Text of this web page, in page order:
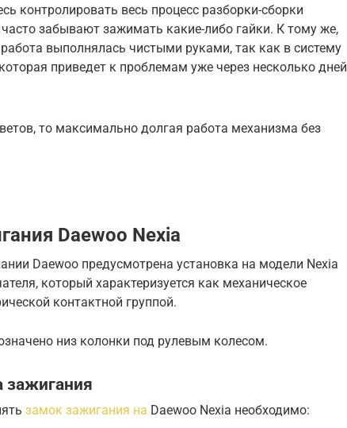
контролировать весь процесс разборки-сборки
забывают зажимать какие-либо гайки. К тому же,
выполнялась чистыми руками, так как в систему
приведет к проблемам уже через несколько дней
то максимально долгая работа механизма без
Daewoo Nexia
Daewoo предусмотрена установка на модели Nexia
который характеризуется как механическое
контактной группой.
низ колонки под рулевым колесом.
зажигания
замок зажигания на Daewoo Nexia необходимо: